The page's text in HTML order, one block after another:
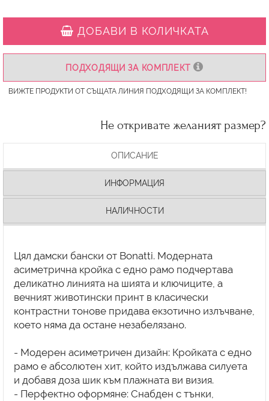
ДОБАВИ В КОЛИЧКАТА
ПОДХОДЯЩИ ЗА КОМПЛЕКТ
ВИЖТЕ ПРОДУКТИ ОТ СЪЩАТА ЛИНИЯ ПОДХОДЯЩИ ЗА КОМПЛЕКТ!
Не откривате желаният размер?
ОПИСАНИЕ
ИНФОРМАЦИЯ
НАЛИЧНОСТИ
Цял дамски бански от Bonatti. Модерната
асиметрична кройка с едно рамо подчертава
деликатно линията на шията и ключиците, а
вечният животински принт в класически
контрастни тонове придава екзотично излъчване,
което няма да остане незабелязано.
- Модерен асиметричен дизайн: Кройката с едно
рамо е абсолютен хит, който издължава силуета
и добавя доза шик към плажната ви визия.
- Перфектно оформяне: Снабден с тънки,